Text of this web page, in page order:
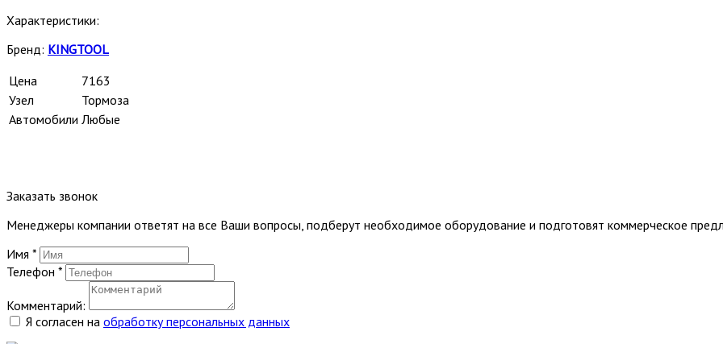
Характеристики:
Бренд: KINGTOOL
Цена
7163
Узел
Тормоза
Автомобили Любые
Заказать звонок
Менеджеры компании ответят на все Ваши вопросы, подберут необходимое оборудование и подготовят коммерческое
Имя *
Телефон *
Комментарий:
Я согласен на обработку персональных данных